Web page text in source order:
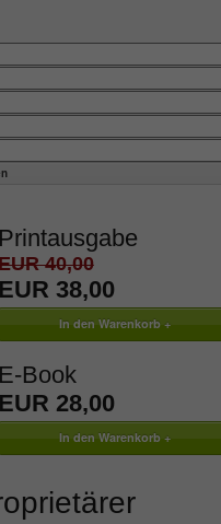
Printausgabe
40,00
EUR 38,00
E-Book
EUR 28,00